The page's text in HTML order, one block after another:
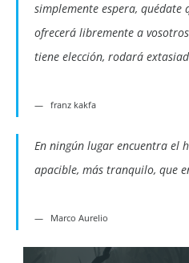
simplemente espera,
ofrecerá libremente a
tiene elección, rodará
franz kakfa
En ningún lugar encuentra el
apacible, más tranquilo, que
Marco Aurelio